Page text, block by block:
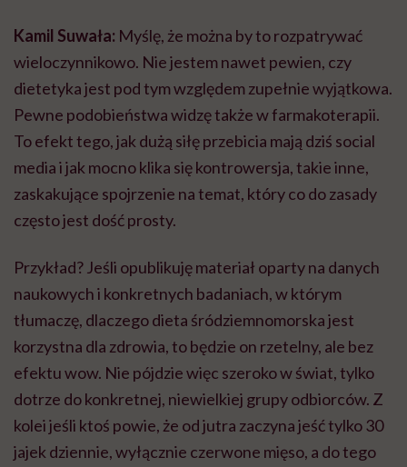
Kamil Suwała: Myślę, że można by to rozpatrywać
wieloczynnikowo. Nie jestem nawet pewien, czy
dietetyka jest pod tym względem zupełnie wyjątkowa.
Pewne podobieństwa widzę także w farmakoterapii.
To efekt tego, jak dużą siłę przebicia mają dziś social
media i jak mocno klika się kontrowersja, takie inne,
zaskakujące spojrzenie na temat, który co do zasady
często jest dość prosty.
Przykład? Jeśli opublikuję materiał oparty na danych
naukowych i konkretnych badaniach, w którym
tłumaczę, dlaczego dieta śródziemnomorska jest
korzystna dla zdrowia, to będzie on rzetelny, ale bez
efektu wow. Nie pójdzie więc szeroko w świat, tylko
dotrze do konkretnej, niewielkiej grupy odbiorców. Z
kolei jeśli ktoś powie, że od jutra zaczyna jeść tylko 30
jajek dziennie, wyłącznie czerwone mięso, a do tego